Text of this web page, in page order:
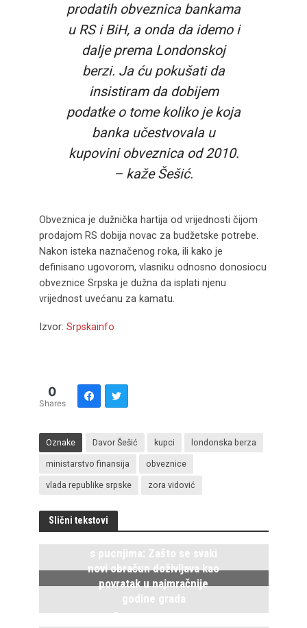
prodatih obveznica bankama
u RS i BiH, a onda da idemo i
dalje prema Londonskoj
berzi. Ja ću pokušati da
insistiram da dobijem
podatke o tome koliko je koja
banka učestvovala u
kupovini obveznica od 2010.
– kaže Šešić.
Obveznica je dužnička hartija od vrijednosti čijom
prodajom RS dobija novac za budžetske potrebe.
Nakon isteka naznačenog roka, ili kako je
definisano ugovorom, vlasniku odnosno donosiocu
obveznice Srpska je dužna da isplati njenu
vrijednost uvećanu za kamatu.
Izvor: Srpskainfo
0
Shares
Oznake Davor Šešić kupci londonska berza
ministarstvo finansija obveznice
vlada republike srpske zora vidović
Slični tekstovi
s pucnjima: Zašto se svaki
novi obračun doživljava kao
povratak u najmračnije
godine grada
5. Avgusta 2026.